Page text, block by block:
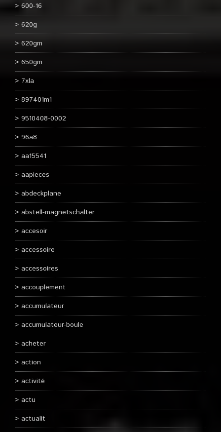
600-16
620g
620gm
650gm
7xla
897401m1
9510408-0002
96a8
aa15541
aapieces
abdeckplane
abstell-magnetschalter
accesoir
accessoire
accessoires
accouplement
accumulateur
accumulateur-boule
acheter
action
activité
actu
actualit